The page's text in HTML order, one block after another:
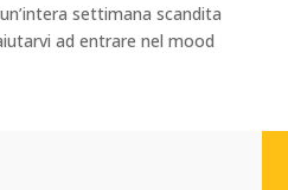
settimana scandita
ad entrare nel mood